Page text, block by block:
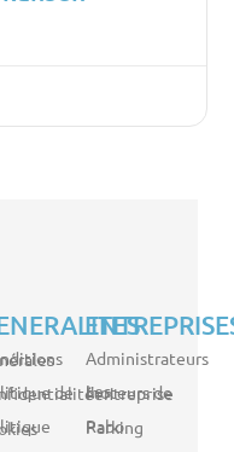
générales
de confidentialité
de cookies
Administrateurs
Les moteurs de l'entreprise
Rabo Parking